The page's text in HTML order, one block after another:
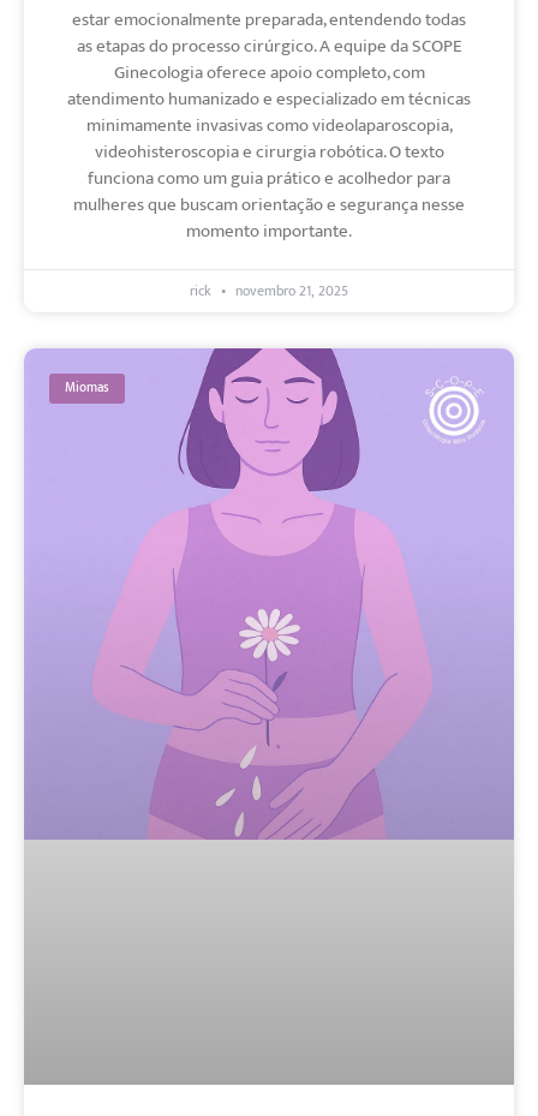
estar emocionalmente preparada, entendendo todas
as etapas do processo cirúrgico. A equipe da SCOPE
Ginecologia oferece apoio completo, com
atendimento humanizado e especializado em técnicas
minimamente invasivas como videolaparoscopia,
videohisteroscopia e cirurgia robótica. O texto
funciona como um guia prático e acolhedor para
mulheres que buscam orientação e segurança nesse
momento importante.
rick novembro 21, 2025
Miomas